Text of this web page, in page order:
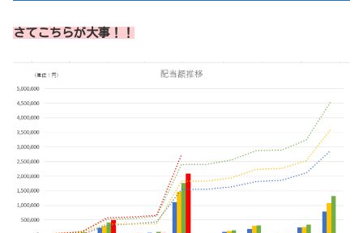
さてこちらが大事！！